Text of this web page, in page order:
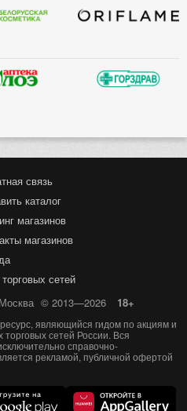
связь
каталог
магазинов
магазинов
сетей
© 2013—2026 18+
являющийся гидом по акциям и
сетей России. Вся
справочно-
рекламой, публичной офертой